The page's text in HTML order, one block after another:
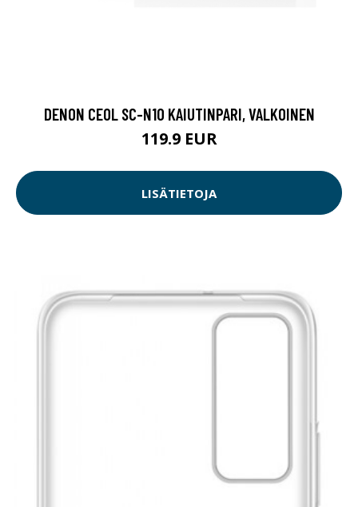
DENON CEOL SC-N10 KAIUTINPARI, VALKOINEN
119.9 EUR
LISÄTIETOJA